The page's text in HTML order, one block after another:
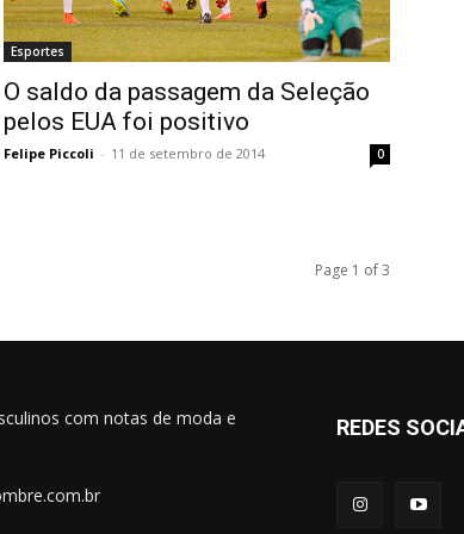
Esportes
O saldo da passagem da Seleção
pelos EUA foi positivo
Felipe Piccoli - 11 de setembro de 2014 0
Page 1 of 3
com notas de moda e
REDES